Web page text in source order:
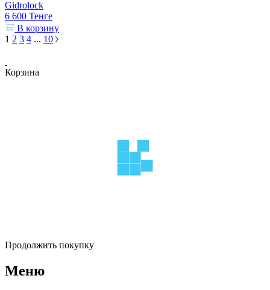
Gidrolock
6 600 Тенге
В корзину
1 2 3 4 ... 10
Корзина
Продолжить покупку
Меню